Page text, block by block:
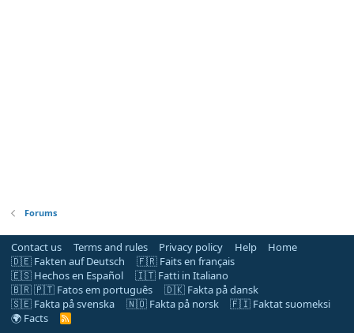
Forums
Contact us Terms and rules Privacy policy Help
Home
🇩🇪 Fakten auf Deutsch
🇫🇷 Faits en français
🇪🇸 Hechos en Español
🇮🇹 Fatti in Italiano
🇧🇷 🇵🇹 Fatos em português
🇩🇰 Fakta på dansk
🇸🇪 Fakta på svenska
🇳🇴 Fakta på norsk
🇫🇮 Faktat suomeksi
🌍 Facts
R